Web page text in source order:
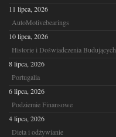
11 lipca, 2026
AutoMotivebearings
10 lipca, 2026
Historie i Doświadczenia Budujących
8 lipca, 2026
Portugalia
6 lipca, 2026
Podziemie Finansowe
4 lipca, 2026
Dieta i odżywianie